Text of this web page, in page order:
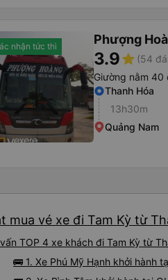
nhận tức thì Phượng
3.9star (54
Giường nằm 40
Thanh Hóa
13h30m
Quảng Nam
mua vé xe đi Tam Kỳ từ
TOP 4 xe khách đi Tam Kỳ từ
🚌 1. Xe Phú Mỹ Hạnh khởi hành